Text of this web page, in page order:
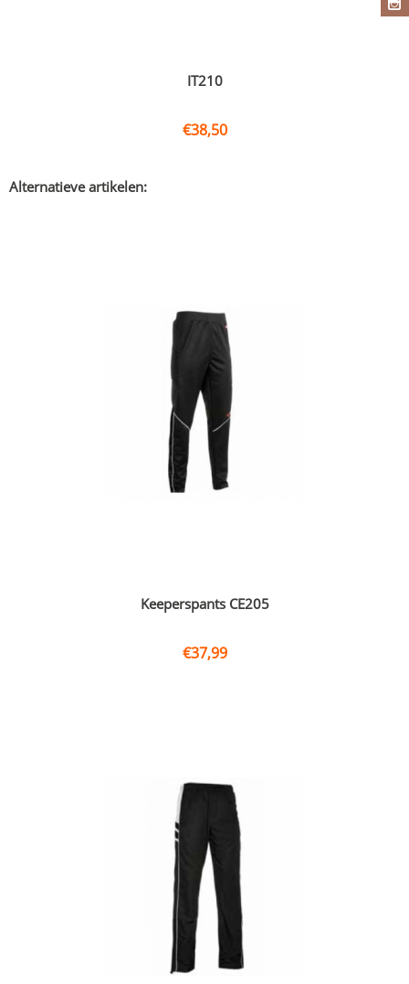
IT210
€38,50
Alternatieve artikelen:
Keeperspants CE205
€37,99